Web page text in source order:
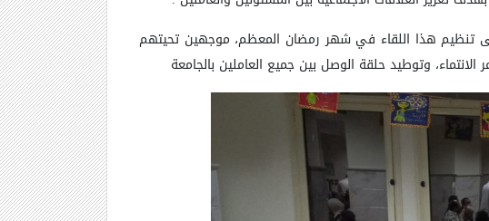
تنظيم هذا اللقاء في شهر رمضان المعظم، موجهين تحيتهم
الانتماء، وتوطيد حلقة الوصل بين جميع العاملين بالجامعة